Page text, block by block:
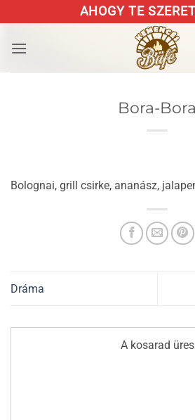
to
content
AHOGY TE
Bora-Bora
Bolognai, grill csirke, ananász,
Dráma
A kosarad üres